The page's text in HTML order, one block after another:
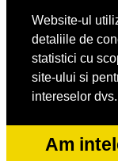
Website-ul
detaliile de
statistici cu
site-ului si
intereselor dvs.
Am